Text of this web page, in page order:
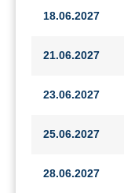
18.06.2027
21.06.2027
23.06.2027
25.06.2027
28.06.2027